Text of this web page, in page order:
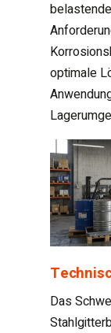
optimale
Das